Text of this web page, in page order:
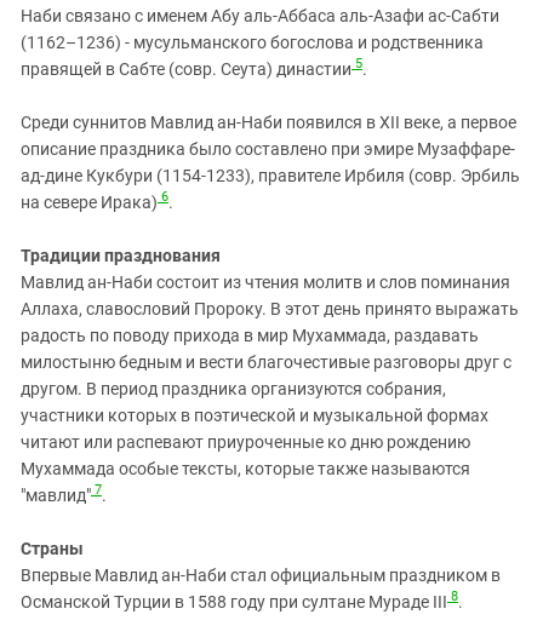
Наби связано с именем Абу аль-Аббаса аль-Азафи ас-Сабти
(1162–1236) - мусульманского богослова и родственника
правящей в Сабте (совр. Сеута) династии 5.
Среди суннитов Мавлид ан-Наби появился в XII веке, а первое
описание праздника было составлено при эмире Музаффаре-
ад-дине Кукбури (1154-1233), правителе Ирбиля (совр. Эрбиль
на севере Ирака) 6.
Традиции празднования
Мавлид ан-Наби состоит из чтения молитв и слов поминания
Аллаха, славословий Пророку. В этот день принято выражать
радость по поводу прихода в мир Мухаммада, раздавать
милостыню бедным и вести благочестивые разговоры друг с
другом. В период праздника организуются собрания,
участники которых в поэтической и музыкальной формах
читают или распевают приуроченные ко дню рождению
Мухаммада особые тексты, которые также называются
"мавлид" 7.
Страны
Впервые Мавлид ан-Наби стал официальным праздником в
Османской Турции в 1588 году при султане Мураде III 8.